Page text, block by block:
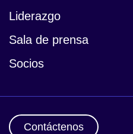
Liderazgo
Sala de prensa
Socios
Contáctenos